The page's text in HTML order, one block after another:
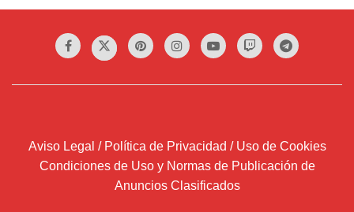
Aviso Legal / Política de Privacidad / Uso de Cookies
Condiciones de Uso y Normas de Publicación de
Anuncios Clasificados